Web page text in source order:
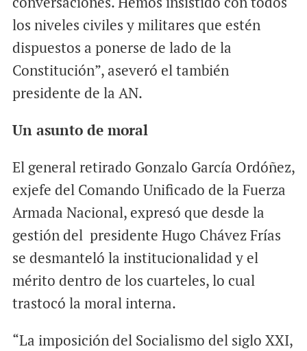
los niveles civiles y militares que estén
dispuestos a ponerse de lado de la
Constitución”, aseveró el también
presidente de la AN.
Un asunto de moral
El general retirado Gonzalo García Ordóñez,
exjefe del Comando Unificado de la Fuerza
Armada Nacional, expresó que desde la
gestión del presidente Hugo Chávez Frías
se desmanteló la institucionalidad y el
mérito dentro de los cuarteles, lo cual
trastocó la moral interna.
“La imposición del Socialismo del siglo XXI,